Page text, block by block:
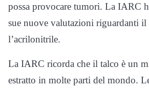
possa provocare tumori. La IARC
sue nuove valutazioni riguardanti il
l’acrilonitrile.
La IARC ricorda che il talco è un
estratto in molte parti del mondo.